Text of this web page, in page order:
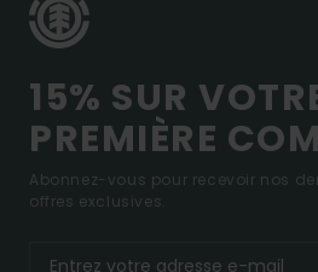
15% SUR
PREMIÈRE
Abonnez-vous pour recevoir nos
offres exclusives.